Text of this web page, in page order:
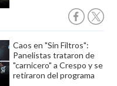
Caos en "Sin Filtros":
Panelistas trataron de
"carnicero" a Crespo y se
retiraron del programa